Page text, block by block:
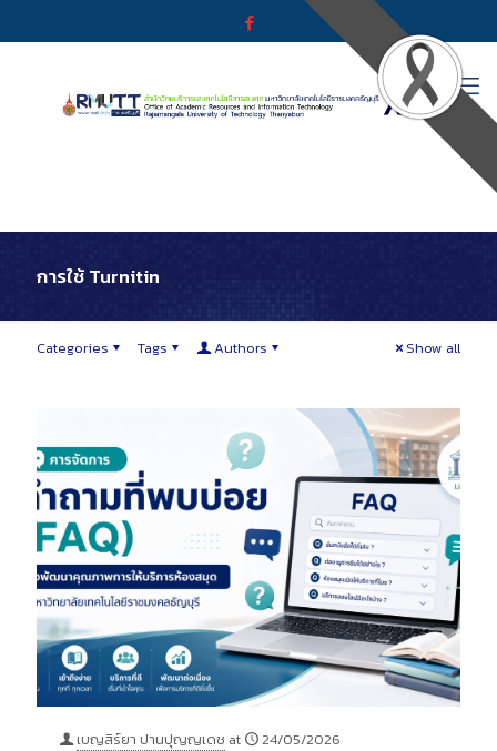
การใช้ Turnitin
Categories Tags Authors Show all
เบญสิร์ยา ปานปุญญเดช at 24/05/2026